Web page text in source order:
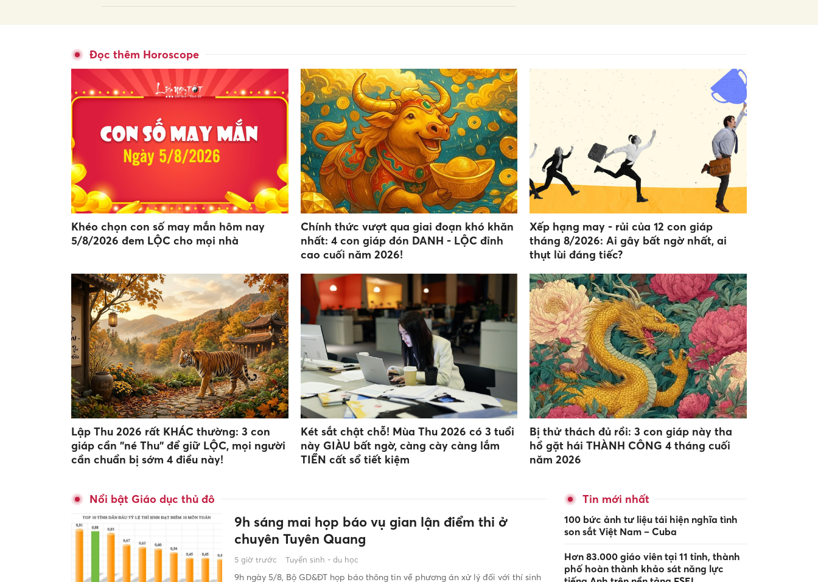
Đọc thêm Horoscope
Khéo chọn con số may mắn hôm nay
5/8/2026 đem LỘC cho mọi nhà
Chính thức vượt qua giai đoạn khó khăn
nhất: 4 con giáp đón DANH - LỘC đỉnh
cao cuối năm 2026!
Xếp hạng may - rủi của 12 con giáp
tháng 8/2026: Ai gây bất ngờ nhất, ai
thụt lùi đáng tiếc?
Lập Thu 2026 rất KHÁC thường: 3 con
giáp cần "né Thu" để giữ LỘC, mọi người
cần chuẩn bị sớm 4 điều này!
Két sắt chật chỗ! Mùa Thu 2026 có 3 tuổi
này GIÀU bất ngờ, càng cày càng lắm
TIỀN cất sổ tiết kiệm
Bị thử thách đủ rồi: 3 con giáp này tha
hồ gặt hái THÀNH CÔNG 4 tháng cuối
năm 2026
Nổi bật Giáo dục thủ đô
9h sáng mai họp báo vụ gian lận điểm thi ở
chuyên Tuyên Quang
5 giờ trước Tuyển sinh - du học
9h ngày 5/8, Bộ GD&ĐT họp báo thông tin về phương án xử lý đối với thí sinh
Tin mới nhất
100 bức ảnh tư liệu tái hiện nghĩa tình
son sắt Việt Nam – Cuba
Hơn 83.000 giáo viên tại 11 tỉnh, thành
phố hoàn thành khảo sát năng lực